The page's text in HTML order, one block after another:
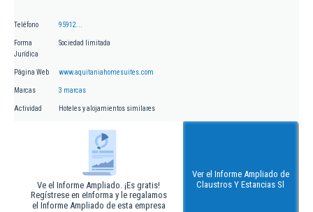
Teléfono 95912...
Forma
Jurídica
Sociedad limitada
Página Web www.aquitaniahomesuites.com
Marcas 3 marcas
Actividad Hoteles y alojamientos similares
Ve el Informe Ampliado. ¡Es gratis!
Regístrese en eInforma y le regalamos
el Informe Ampliado de esta empresa
Ver el Informe Ampliado de
Claustros Y Estancias Sl